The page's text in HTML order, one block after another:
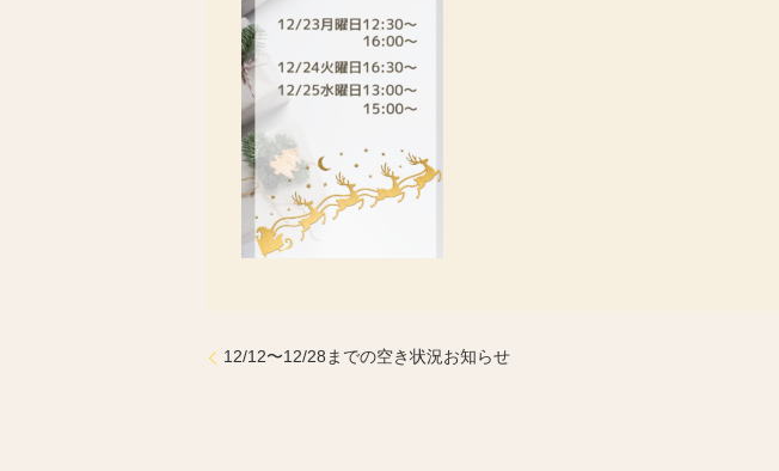
12/12〜12/28までの空き状況お知らせ